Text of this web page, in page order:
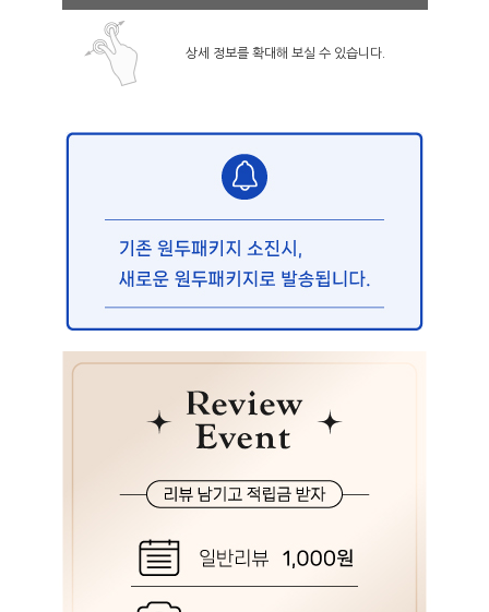
상세 정보를 확대해 보실 수 있습니다.